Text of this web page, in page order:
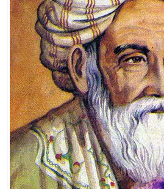
жана
адабияты